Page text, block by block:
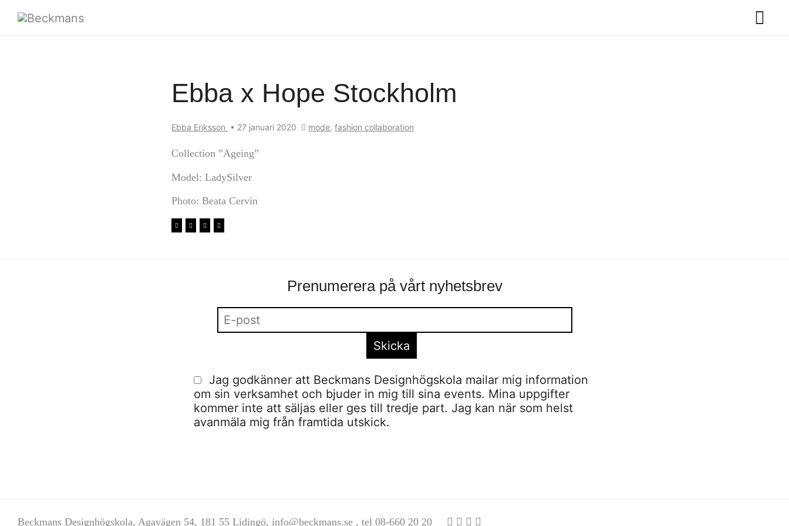
Ebba x Hope Stockholm
Ebba Eriksson • 27 januari 2020 mode,fashion collaboration
Collection ”Ageing”
Model: LadySilver
Photo: Beata Cervin
Prenumerera på vårt nyhetsbrev
Jag godkänner att Beckmans Designhögskola mailar mig information
om sin verksamhet och bjuder in mig till sina events. Mina uppgifter
kommer inte att säljas eller ges till tredje part. Jag kan när som helst
avanmäla mig från framtida utskick.
Beckmans Designhögskola, Agavägen 54, 181 55 Lidingö, info@beckmans.se , tel 08-660 20 20